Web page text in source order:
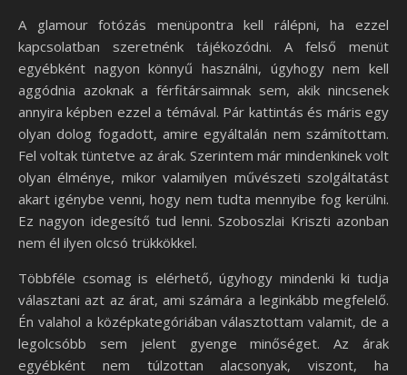
A glamour fotózás menüpontra kell rálépni, ha ezzel
kapcsolatban szeretnénk tájékozódni. A felső menüt
egyébként nagyon könnyű használni, úgyhogy nem kell
aggódnia azoknak a férfitársaimnak sem, akik nincsenek
annyira képben ezzel a témával. Pár kattintás és máris egy
olyan dolog fogadott, amire egyáltalán nem számítottam.
Fel voltak tüntetve az árak. Szerintem már mindenkinek volt
olyan élménye, mikor valamilyen művészeti szolgáltatást
akart igénybe venni, hogy nem tudta mennyibe fog kerülni.
Ez nagyon idegesítő tud lenni. Szoboszlai Kriszti azonban
nem él ilyen olcsó trükkökkel.
Többféle csomag is elérhető, úgyhogy mindenki ki tudja
választani azt az árat, ami számára a leginkább megfelelő.
Én valahol a középkategóriában választottam valamit, de a
legolcsóbb sem jelent gyenge minőséget. Az árak
egyébként nem túlzottan alacsonyak, viszont, ha